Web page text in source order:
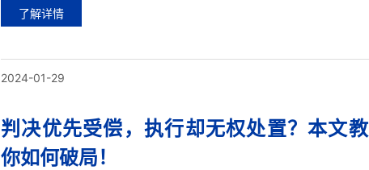
了解详情
2024-01-29
判决优先受偿，执行却无权处置？本文教
你如何破局！